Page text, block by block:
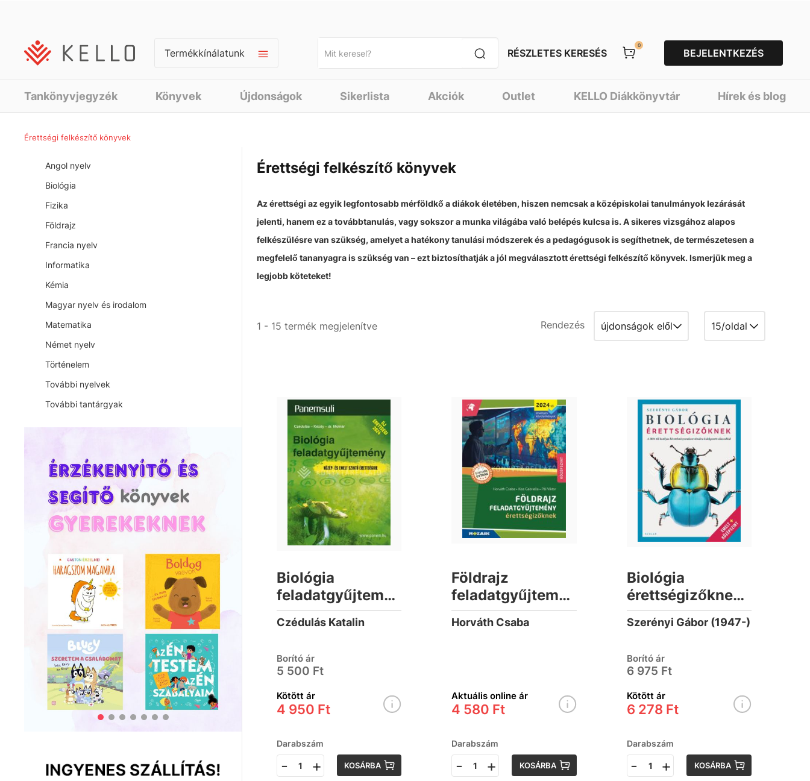
Termékkínálatunk RÉSZLETES KERESÉS
0
BEJELENTKEZÉS
Tankönyvjegyzék Könyvek Újdonságok Sikerlista Akciók Outlet KELLO Diákkönyvtár Hírek és blog
Érettségi felkészítő könyvek
Érettségi felkészítő könyvek
Az érettségi az egyik legfontosabb mérföldkő a diákok életében, hiszen nemcsak a középiskolai tanulmányok lezárását
jelenti, hanem ez a továbbtanulás, vagy sokszor a munka világába való belépés kulcsa is. A sikeres vizsgához alapos
felkészülésre van szükség, amelyet a hatékony tanulási módszerek és a pedagógusok is segíthetnek, de természetesen a
megfelelő tananyagra is szükség van – ezt biztosíthatják a jól megválasztott érettségi felkészítő könyvek. Ismerjük meg a
legjobb köteteket!
1 - 15 termék megjelenítve Rendezés
Biológia
feladatgyűjtemény
- Közép- és emelt
szintű érettségire
Czédulás Katalin
Borító ár
5 500 Ft
Kötött ár
4 950 Ft
Darabszám
- + KOSÁRBA
Földrajz
feladatgyűjtemény
érettségizőknek -
középszint
Horváth Csaba
Aktuális online ár
4 580 Ft
Darabszám
- + KOSÁRBA
Biológia
érettségizőknek
– A 2024-től
hatályos
témáira
válaszokkal –
Emelt középszint
Szerényi Gábor (1947-)
Borító ár
6 975 Ft
Kötött ár
6 278 Ft
Darabszám
- + KOSÁRBA
Angol nyelv
Biológia
Fizika
Földrajz
Francia nyelv
Informatika
Kémia
Magyar nyelv és irodalom
Matematika
Német nyelv
Történelem
További nyelvek
További tantárgyak